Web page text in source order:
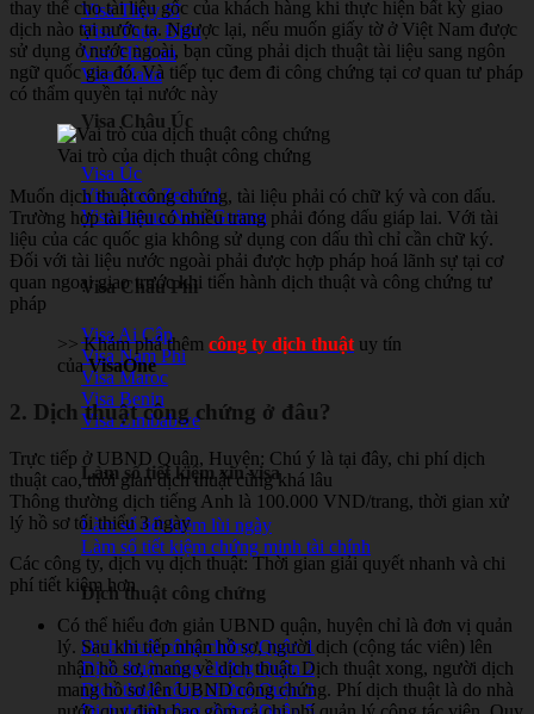
Visa Thụy Sĩ
Visa Thụy Điển
Visa Hà Lan
Visa Malta
Visa Châu Úc
Visa Úc
Visa New Zealand
Visa Papua New Guinea
Visa Châu Phi
Visa Ai Cập
Visa Nam Phi
Visa Maroc
Visa Benin
Visa Zimbabwe
Làm số tiết kiệm xin visa
Làm sổ tiết kiệm lùi ngày
Làm sổ tiết kiệm chứng minh tài chính
Dịch thuật công chứng
Dịch thuật công chứng Quận 1
Dịch thuật công chứng Quận 2
Dịch thuật công chứng Quận 3
thay thế cho tài liệu gốc của khách hàng khi thực hiện bất kỳ giao
dịch nào tại nước ta. Ngược lại, nếu muốn giấy tờ ở Việt Nam được
sử dụng ở nước ngoài, bạn cũng phải dịch thuật tài liệu sang ngôn
ngữ quốc gia đó. Và tiếp tục đem đi công chứng tại cơ quan tư pháp
có thẩm quyền tại nước này
Vai trò của dịch thuật công chứng
Muốn dịch thuật công chứng, tài liệu phải có chữ ký và con dấu.
Trường hợp tài liệu có nhiều trang phải đóng dấu giáp lai. Với tài
liệu của các quốc gia không sử dụng con dấu thì chỉ cần chữ ký.
Đối với tài liệu nước ngoài phải được hợp pháp hoá lãnh sự tại cơ
quan ngoại giao trước khi tiến hành dịch thuật và công chứng tư
pháp
>> Khám phá thêm công ty dịch thuật uy tín
củaVisaOne
2. Dịch thuật công chứng ở đâu?
Trực tiếp ở UBND Quận, Huyện: Chú ý là tại đây, chi phí dịch
thuật cao, thời gian dịch thuật cũng khá lâu
Thông thường dịch tiếng Anh là 100.000 VND/trang, thời gian xử
lý hồ sơ tối thiểu 3 ngày
Các công ty, dịch vụ dịch thuật: Thời gian giải quyết nhanh và chi
phí tiết kiệm hơn
Có thể hiểu đơn giản UBND quận, huyện chỉ là đơn vị quản
lý. Sau khi tiếp nhận hồ sơ, người dịch (cộng tác viên) lên
nhận hồ sơ, mang về dịch thuật. Dịch thuật xong, người dịch
mang hồ sơ lên UBND công chứng. Phí dịch thuật là do nhà